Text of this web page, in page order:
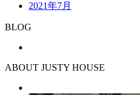
2021年7月
BLOG
ABOUT JUSTY HOUSE